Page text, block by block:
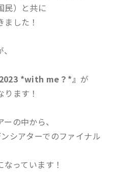
民）と共に
した！
*with me？*』 が
ます！
の中から、
シアターでのファイナル
っています！